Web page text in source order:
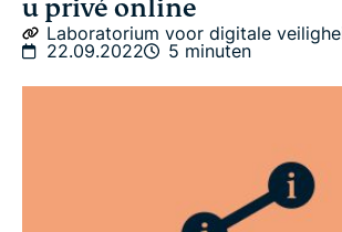
Internetsurveillance in Nederland, de
Hoe bescherm ik mezelf tegen de
u privé online
Laboratorium voor digitale
22.09.2022
5 minuten